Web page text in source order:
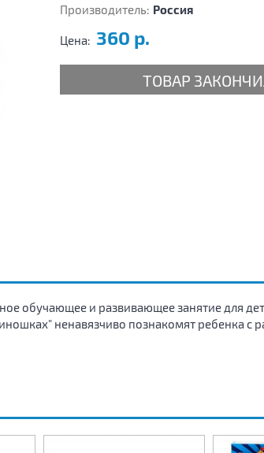
Производитель: Россия
Цена: 360 р.
ТОВАР
обучающее и развивающее занятие для
ненавязчиво познакомят ребенка с